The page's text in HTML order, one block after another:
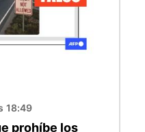
18:49
prohíbe los